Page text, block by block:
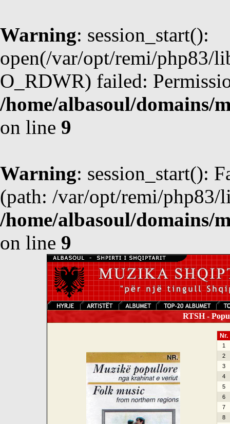
Warning: session_start():
open(/var/opt/remi/php83/
O_RDWR) failed:
/home/albasoul/domains/
on line 9
Warning: session_start():
(path: /var/opt/remi/php83/
/home/albasoul/domains/
on line 9
RTSH -
Nr.
1
2
3
4
5
6
7
8